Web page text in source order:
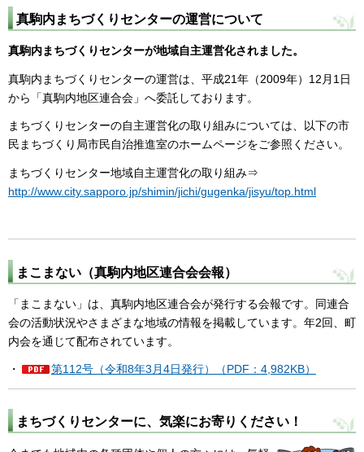
真駒内まちづくりセンターの運営について
真駒内まちづくりセンターが地域自主運営化されました。
真駒内まちづくりセンターの運営は、平成21年（2009年）12月1日
から「真駒内地区連合会」へ委託しております。
まちづくりセンターの自主運営化の取り組みについては、以下の市
民まちづくり局市民自治推進室のホームページをご参照ください。
まちづくりセンター地域自主運営化の取り組み⇒
http://www.city.sapporo.jp/shimin/jichi/gugenka/jisyu/top.html
まこまない（真駒内地区連合会会報）
「まこまない」は、真駒内地区連合会が発行する会報です。同連合
会の活動状況やさまざまな地域の情報を掲載しています。年2回、町
内会を通じて配布されています。
・ 第112号（令和8年3月4日発行）（PDF：4,982KB）
まちづくりセンターに、気楽にお寄りください！